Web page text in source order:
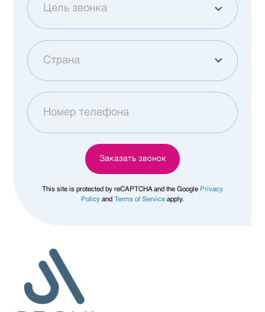
Цель звонка
Купить квартиру
Страна
Грузия
Afghanistan
Åland Islands
Algeria
American Samoa
Заказать звонок
This site is protected by reCAPTCHA and the Google Privacy
Policy and Terms of Service apply.